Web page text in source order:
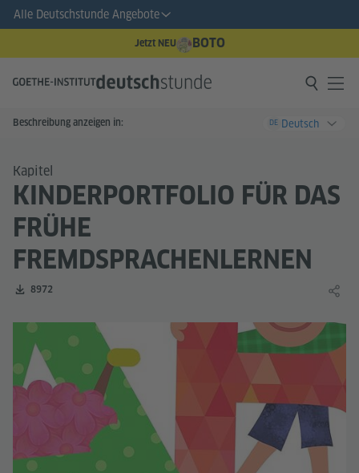
Alle Deutschstunde Angebote
Jetzt NEU BOTO
Beschreibung anzeigen in: DE Deutsch
Kapitel
KINDERPORTFOLIO FÜR DAS
FRÜHE
FREMDSPRACHENLERNEN
Zahl der Downloads:
8972